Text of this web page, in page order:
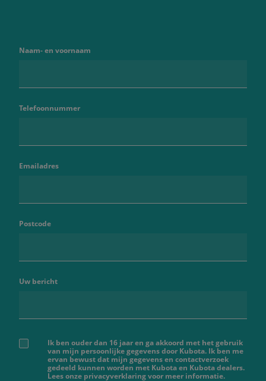
Naam- en voornaam
Telefoonnummer
Emailadres
Postcode
Uw bericht
Ik ben ouder dan 16 jaar en ga akkoord met het gebruik
van mijn persoonlijke gegevens door Kubota. Ik ben me
ervan bewust dat mijn gegevens en contactverzoek
gedeeld kunnen worden met Kubota en Kubota dealers.
Lees onze privacyverklaring voor meer informatie.